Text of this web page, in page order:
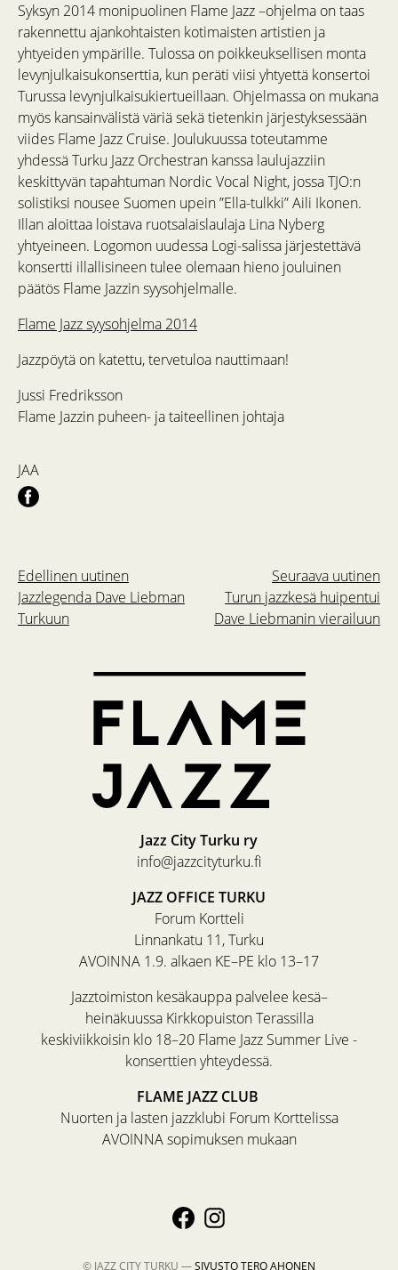
Syksyn 2014 monipuolinen Flame Jazz –ohjelma on taas
rakennettu ajankohtaisten kotimaisten artistien ja
yhtyeiden ympärille. Tulossa on poikkeuksellisen monta
levynjulkaisukonserttia, kun peräti viisi yhtyettä konsertoi
Turussa levynjulkaisukiertueillaan. Ohjelmassa on mukana
myös kansainvälistä väriä sekä tietenkin järjestyksessään
viides Flame Jazz Cruise. Joulukuussa toteutamme
yhdessä Turku Jazz Orchestran kanssa laulujazziin
keskittyvän tapahtuman Nordic Vocal Night, jossa TJO:n
solistiksi nousee Suomen upein ”Ella-tulkki” Aili Ikonen.
Illan aloittaa loistava ruotsalaislaulaja Lina Nyberg
yhtyeineen. Logomon uudessa Logi-salissa järjestettävä
konsertti illallisineen tulee olemaan hieno jouluinen
päätös Flame Jazzin syysohjelmalle.
Flame Jazz syysohjelma 2014
Jazzpöytä on katettu, tervetuloa nauttimaan!
Jussi Fredriksson
Flame Jazzin puheen- ja taiteellinen johtaja
JAA
Seuraava uutinen
Turun jazzkesä huipentui
Dave Liebmanin vierailuun
Edellinen uutinen
Jazzlegenda Dave Liebman
Turkuun
Jazz City Turku ry
info@jazzcityturku.fi
JAZZ OFFICE TURKU
Forum Kortteli
Linnankatu 11, Turku
AVOINNA 1.9. alkaen KE–PE klo 13–17
Jazztoimiston kesäkauppa palvelee kesä–
heinäkuussa Kirkkopuiston Terassilla
keskiviikkoisin klo 18–20 Flame Jazz Summer Live -
konserttien yhteydessä.
FLAME JAZZ CLUB
Nuorten ja lasten jazzklubi Forum Korttelissa
AVOINNA sopimuksen mukaan
© JAZZ CITY TURKU —SIVUSTOTERO AHONEN